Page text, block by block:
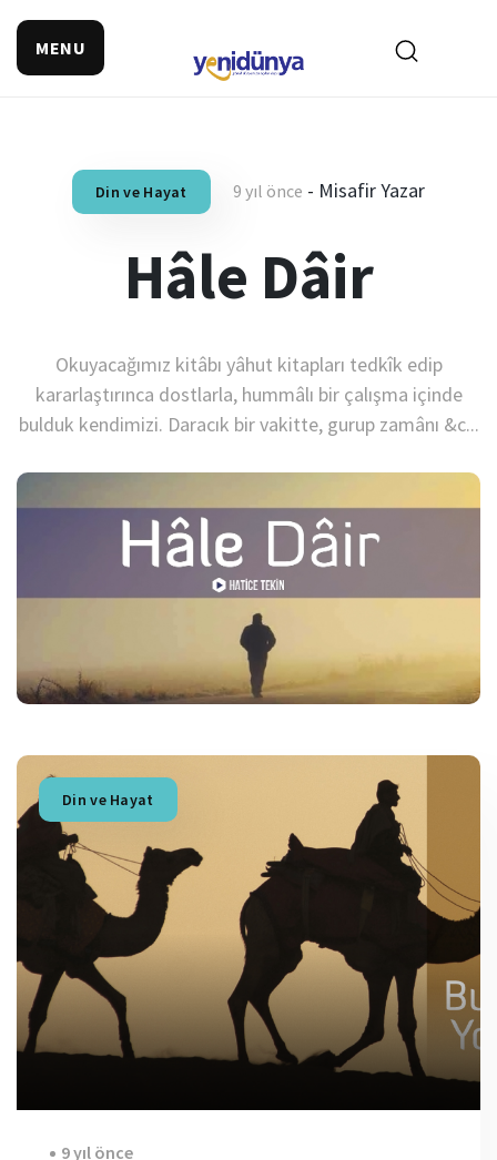
MENU
Din ve Hayat 9 yıl önce - Misafir Yazar
Hâle Dâir
Okuyacağımız kitâbı yâhut kitapları tedkîk edip
kararlaştırınca dostlarla, hummâlı bir çalışma içinde
bulduk kendimizi. Daracık bir vakitte, gurup zamânı &c...
Din ve Hayat
9 yıl önce